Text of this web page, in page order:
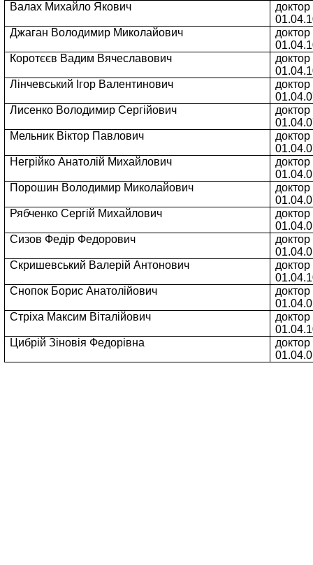
Валах Михайло Якович
доктор
Джаган Володимир Миколайович
доктор
Коротєєв Вадим Вячеславович
доктор
Лінчевський Ігор Валентинович
доктор
Лисенко Володимир Сергійович
доктор
Мельник Віктор Павлович
доктор
Негрійко Анатолій Михайлович
доктор
Порошин Володимир Миколайович
доктор
Рябченко Сергій Михайлович
доктор
Сизов Федір Федорович
доктор
Скришевський Валерій Антонович
доктор
Снопок Борис Анатолійович
доктор
Стріха Максим Віталійович
доктор
Цибрій Зіновія Федорівна
доктор
доктор фіз.-
01.04.10.
Володимир Миколайович
доктор фіз.-
01.04.10
Вадим Вячеславович
доктор фіз.-
01.04.10.
Ігор Валентинович
доктор фіз.-
01.04.07
Володимир Сергійович
доктор фіз.-
01.04.07.
Віктор Павлович
доктор фіз.-
01.04.07.
Анатолій Михайлович
доктор фіз.-
01.04.01.
Володимир Миколайович
доктор фіз.-
01.04.07.
Сергій Михайлович
доктор фіз.-
01.04.01.
Федір Федорович
доктор фіз.-
01.04.01.
Валерій Антонович
доктор фіз.-
01.04.10.
Борис Анатолійович
доктор фіз.-
01.04.01.
Максим Віталійович
доктор фіз.-
01.04.10.
Зіновія Федорівна
доктор фіз.-
01.04.01.